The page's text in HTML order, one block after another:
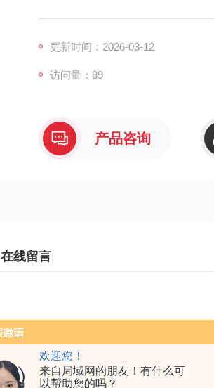
欢迎您！
来自局域网的朋友！有什么可
以帮助您的吗？
更新时间：2026-03-12
访问量：89
产品咨询
在线留言